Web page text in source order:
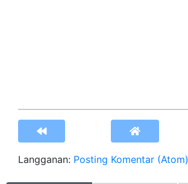
Langganan: Posting Komentar (Atom)